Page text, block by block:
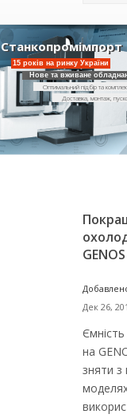
Станкопромімпорт
15 років на ринку України
Нове та вживане
Оптимальний підбір та
Доставка, монтаж,
Розробка технологічного процесу
Дек 26,
на
зняти з